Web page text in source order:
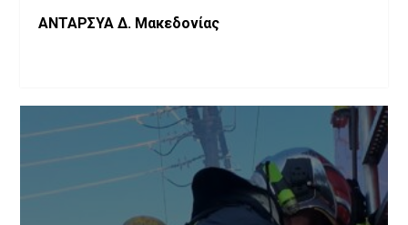
ΑΝΤΑΡΣΥΑ Δ. Μακεδονίας